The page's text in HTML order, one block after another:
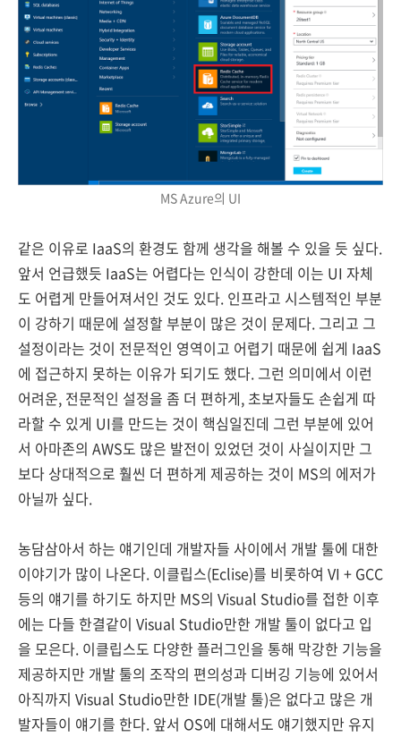
MS Azure의 UI
같은 이유로 IaaS의 환경도 함께 생각을 해볼 수 있을 듯 싶다.
앞서 언급했듯 IaaS는 어렵다는 인식이 강한데 이는 UI 자체
도 어렵게 만들어져서인 것도 있다. 인프라고 시스템적인 부분
이 강하기 때문에 설정할 부분이 많은 것이 문제다. 그리고 그
설정이라는 것이 전문적인 영역이고 어렵기 때문에 쉽게 IaaS
에 접근하지 못하는 이유가 되기도 했다. 그런 의미에서 이런
어려운, 전문적인 설정을 좀 더 편하게, 초보자들도 손쉽게 따
라할 수 있게 UI를 만드는 것이 핵심일진데 그런 부분에 있어
서 아마존의 AWS도 많은 발전이 있었던 것이 사실이지만 그
보다 상대적으로 훨씬 더 편하게 제공하는 것이 MS의 에저가
아닐까 싶다.
농담삼아서 하는 얘기인데 개발자들 사이에서 개발 툴에 대한
이야기가 많이 나온다. 이클립스(Eclise)를 비롯하여 VI + GCC
등의 얘기를 하기도 하지만 MS의 Visual Studio를 접한 이후
에는 다들 한결같이 Visual Studio만한 개발 툴이 없다고 입
을 모은다. 이클립스도 다양한 플러그인을 통해 막강한 기능을
제공하지만 개발 툴의 조작의 편의성과 디버깅 기능에 있어서
아직까지 Visual Studio만한 IDE(개발 툴)은 없다고 많은 개
발자들이 얘기를 한다. 앞서 OS에 대해서도 얘기했지만 유지